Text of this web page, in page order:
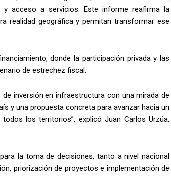
acceso a servicios. Este informe reafirma la
realidad geográfica y permitan transformar ese
donde la participación privada y las
de estrechez fiscal.
inversión en infraestructura con una mirada de
y una propuesta concreta para avanzar hacia un
los territorios”, explicó Juan Carlos Urzúa,
la toma de decisiones, tanto a nivel nacional
priorización de proyectos e implementación de